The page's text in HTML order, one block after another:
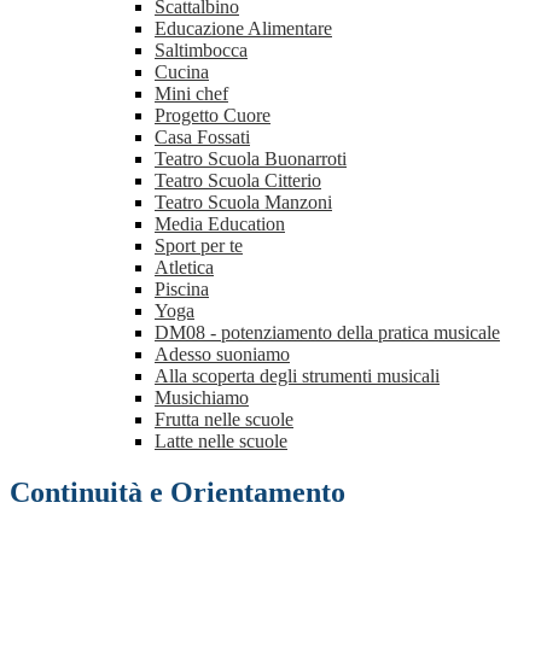
Scattalbino
Educazione Alimentare
Saltimbocca
Cucina
Mini chef
Progetto Cuore
Casa Fossati
Teatro Scuola Buonarroti
Teatro Scuola Citterio
Teatro Scuola Manzoni
Media Education
Sport per te
Atletica
Piscina
Yoga
DM08 - potenziamento della pratica musicale
Adesso suoniamo
Alla scoperta degli strumenti musicali
Musichiamo
Frutta nelle scuole
Latte nelle scuole
Continuità e Orientamento